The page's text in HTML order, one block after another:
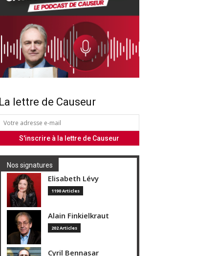
La lettre de Causeur
Nos signatures
Elisabeth Lévy
1190 Articles
Alain Finkielkraut
202 Articles
Cyril Bennasar